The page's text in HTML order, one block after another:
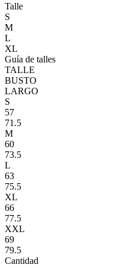
Talle
S
M
L
XL
Guía de talles
TALLE
BUSTO
LARGO
S
57
71.5
M
60
73.5
L
63
75.5
XL
66
77.5
XXL
69
79.5
Cantidad